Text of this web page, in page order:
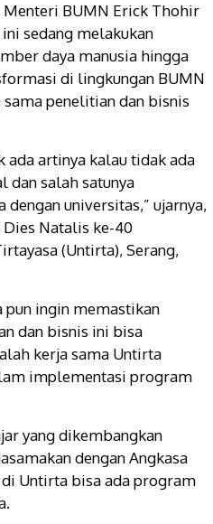
Menteri BUMN Erick Thohir
sedang melakukan
daya manusia hingga
di lingkungan BUMN
penelitian dan bisnis
ada artinya kalau tidak ada
dan salah satunya
universitas,” ujarnya,
Natalis ke-40
(Untirta), Serang,
pun ingin memastikan
dan bisnis ini bisa
kerja sama Untirta
implementasi program
yang dikembangkan
dengan Angkasa
di Untirta bisa ada program